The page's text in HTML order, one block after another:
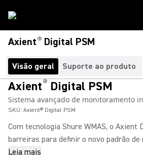
Axient® Digital PSM
Visão geral Suporte ao produto
Axient® Digital PSM
Sistema avançado de monitoramento
SKU: Axient® Digital PSM
Com tecnologia Shure WMAS, o Axient
barreiras para definir o novo padrão de
Leia mais